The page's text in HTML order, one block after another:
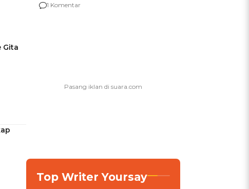
Gita
Berencana Pakai Jimat di Pakansari
1 Komentar
Top Writer Yoursay